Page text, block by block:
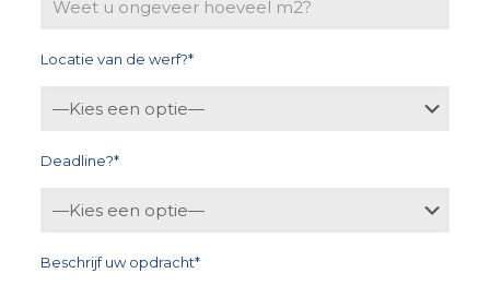
Locatie van de werf?*
Deadline?*
Beschrijf uw opdracht*